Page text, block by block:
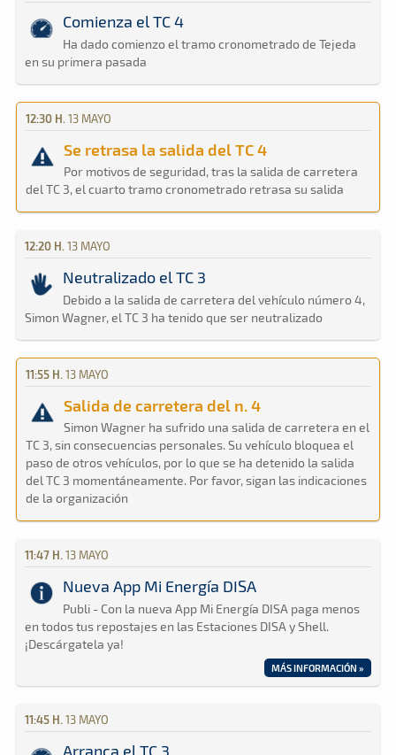
Comienza el TC 4
Ha dado comienzo el tramo cronometrado de Tejeda
en su primera pasada
12:30 H. 13 MAYO
Se retrasa la salida del TC 4
Por motivos de seguridad, tras la salida de carretera
del TC 3, el cuarto tramo cronometrado retrasa su salida
12:20 H. 13 MAYO
Neutralizado el TC 3
Debido a la salida de carretera del vehículo número 4,
Simon Wagner, el TC 3 ha tenido que ser neutralizado
11:55 H. 13 MAYO
Salida de carretera del n. 4
Simon Wagner ha sufrido una salida de carretera en el
TC 3, sin consecuencias personales. Su vehículo bloquea el
paso de otros vehículos, por lo que se ha detenido la salida
del TC 3 momentáneamente. Por favor, sigan las indicaciones
de la organización
11:47 H. 13 MAYO
Nueva App Mi Energía DISA
Publi - Con la nueva App Mi Energía DISA paga menos
en todos tus repostajes en las Estaciones DISA y Shell.
¡Descárgatela ya!
MÁS INFORMACIÓN »
11:45 H. 13 MAYO
Arranca el TC 3